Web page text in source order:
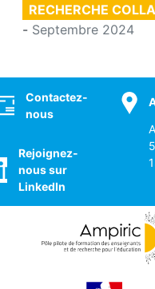
RECHERCHE
- Septembre 2024
Contactez-
nous
Rejoignez-
nous sur
LinkedIn